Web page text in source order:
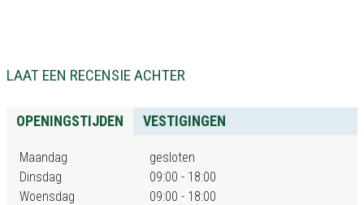
LAAT EEN RECENSIE ACHTER
OPENINGSTIJDEN VESTIGINGEN
Maandag
gesloten
Dinsdag
09:00 - 18:00
Woensdag
09:00 - 18:00